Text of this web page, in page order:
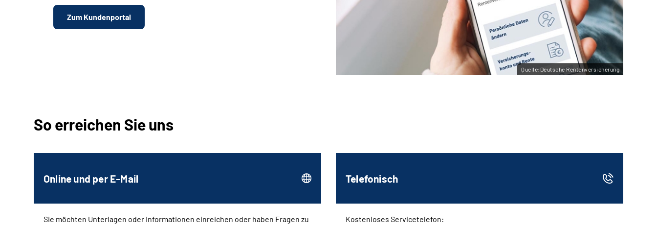
Zum Kundenportal
Quelle:Deutsche Rentenversicherung
So erreichen Sie uns
Online und per E-Mail
Sie möchten Unterlagen oder Informationen einreichen oder haben Fragen zu
Telefonisch
Kostenloses Servicetelefon: